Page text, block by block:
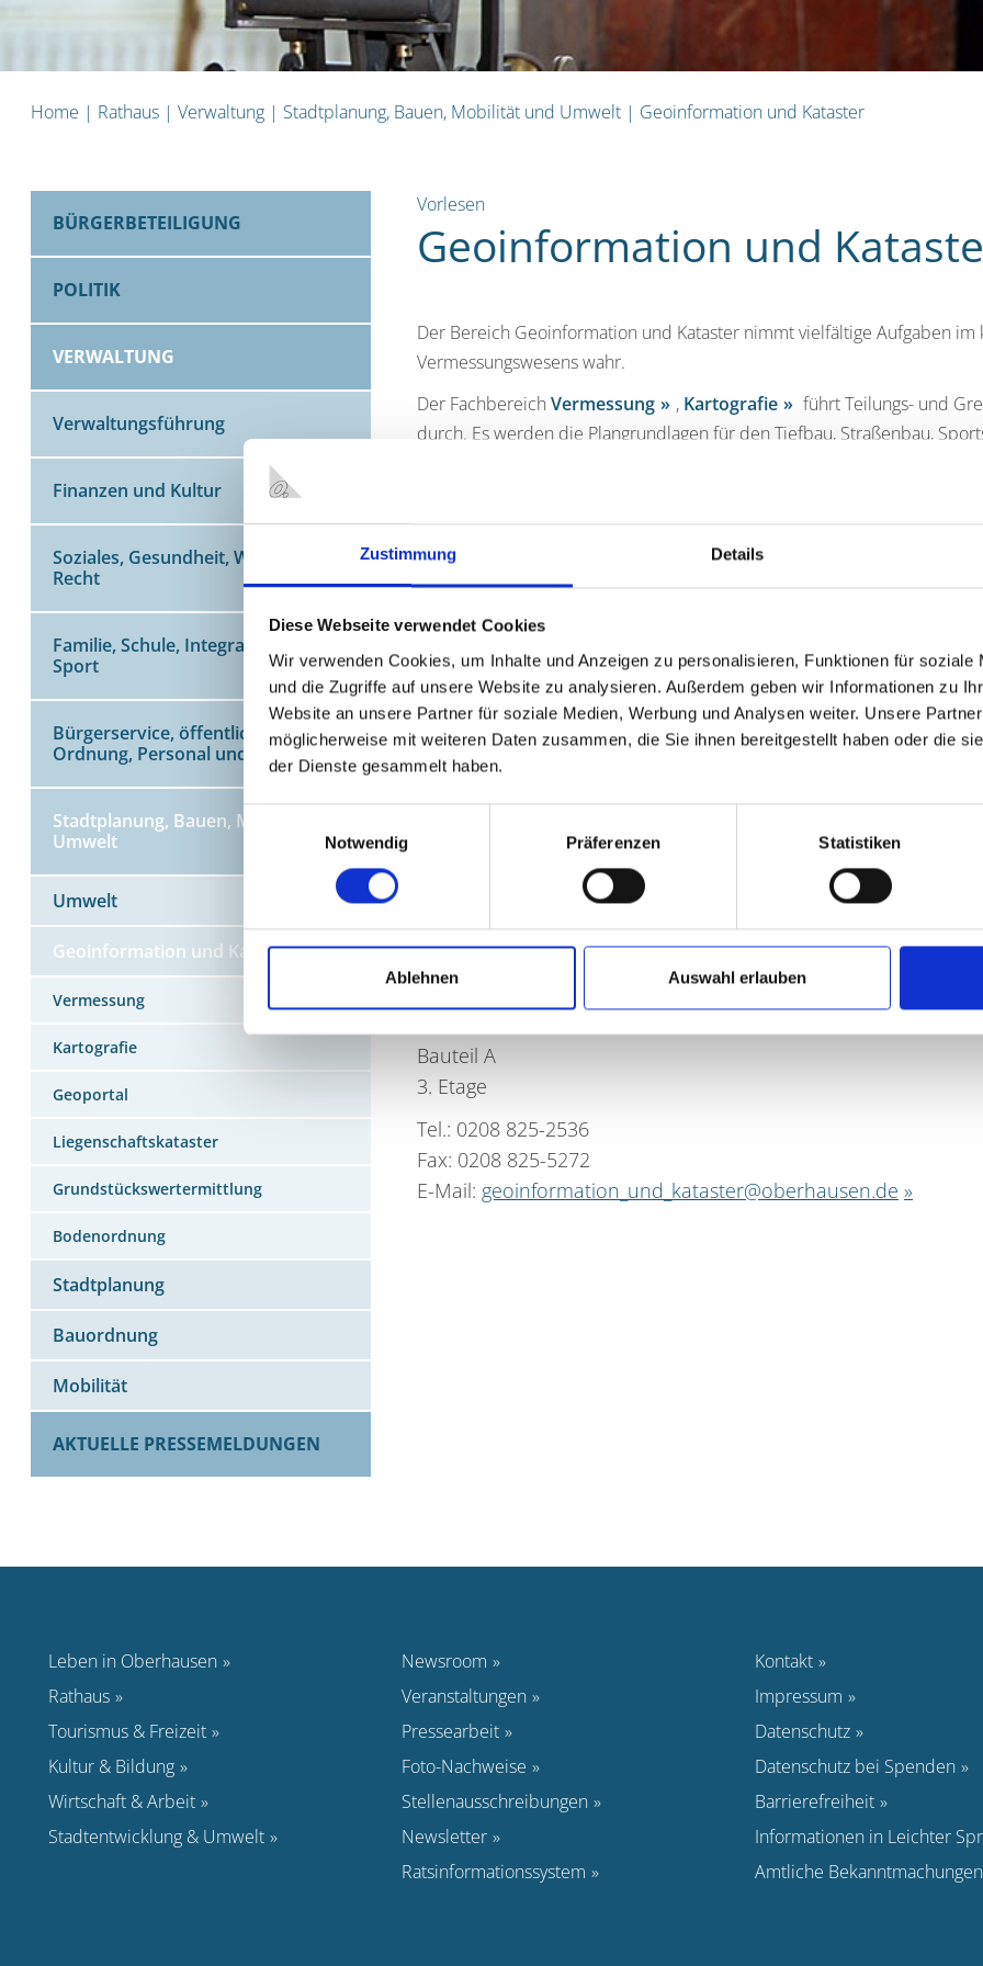
Zustimmung Details
Diese Webseite verwendet Cookies
Wir verwenden Cookies, um Inhalte und Anzeigen zu personalisieren, Funktionen für soziale
und die Zugriffe auf unsere Website zu analysieren. Außerdem geben wir Informationen zu
Website an unsere Partner für soziale Medien, Werbung und Analysen weiter. Unsere
möglicherweise mit weiteren Daten zusammen, die Sie ihnen bereitgestellt haben oder die
der Dienste gesammelt haben.
Notwendig
Präferenzen Statistiken
Ablehnen Auswahl erlauben
Home | Rathaus | Verwaltung | Stadtplanung, Bauen, Mobilität und Umwelt | Geoinformation und Kataster
BÜRGERBETEILIGUNG
POLITIK
VERWALTUNG
Verwaltungsführung
Finanzen und Kultur
Soziales, Gesundheit, Wohnen und
Recht
Familie, Schule, Integration und
Sport
Bürgerservice, öffentliche
Ordnung, Personal und IT
Stadtplanung, Bauen, Mobilität und
Umwelt
Umwelt
Geoinformation und Kataster
Vermessung
Kartografie
Geoportal
Liegenschaftskataster
Grundstückswertermittlung
Bodenordnung
Stadtplanung
Bauordnung
Mobilität
AKTUELLE PRESSEMELDUNGEN
Vorlesen
Geoinformation und
Der Bereich Geoinformation und Kataster nimmt vielfältige Aufgaben
Vermessungswesens wahr.
Der Fachbereich Vermessung , Kartografie
führt Teilungs- und
durch. Es werden die Plangrundlagen für den Tiefbau, Straßenbau,
der Ingenieurvermessung begleiten wir kommunale Bauprojekte wie
Fertigstellung. Ebenfalls wird hier der amtliche Stadtplan und Radplan
Karten für vielfältige kommunale Projekte.
Der Fachbereich
Liegenschaftskataster
führt den
Oberhausen. Außerdem können hier Auskünfte zu den Grundstücken
erteilt werden.
Zum FachbereichGrundstückswertermittlung ,Bodenordnung
Gutachterausschusses für Grundstückswerte in Oberhausen. Dort
Verkehrswert von bebauten und unbebauten Grundstücken in Auftrag
des Umlegungsausschusses angesiedelt.
Bahnhofstraße 66
46145 Oberhausen
Bauteil A
3. Etage
Tel.: 0208 825-2536
Fax: 0208 825-5272
E-Mail: geoinformation_und_kataster@oberhausen.de
Leben in Oberhausen
Rathaus
Tourismus & Freizeit
Kultur & Bildung
Wirtschaft & Arbeit
Stadtentwicklung & Umwelt
Newsroom
Veranstaltungen
Pressearbeit
Foto-Nachweise
Stellenausschreibungen
Newsletter
Ratsinformationssystem
Kontakt
Impressum
Datenschutz
Datenschutz bei Spenden
Barrierefreiheit
Informationen in Leichter
Amtliche Bekanntmachungen